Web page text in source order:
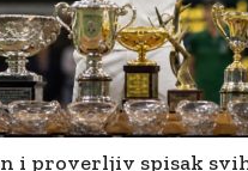
i proverljiv spisak